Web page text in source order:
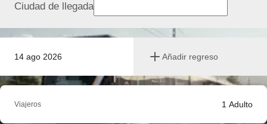
14 ago 2026 Añadir regreso
Ciudad de llegada
Viajeros 1 Adulto